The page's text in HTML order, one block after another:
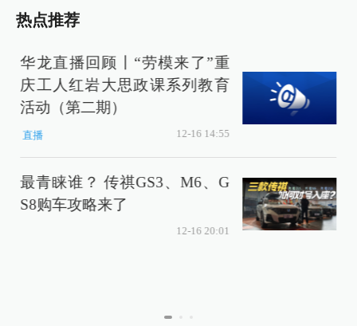
热点推荐
华龙直播回顾丨“劳模来了”重
庆工人红岩大思政课系列教育
活动（第二期）
直播 12-16 14:55
最青睐谁？ 传祺GS3、M6、G
S8购车攻略来了
12-16 20:01